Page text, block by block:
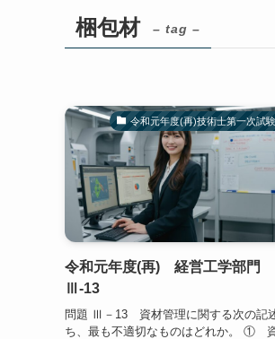
梱包材 – tag –
令和元年度(再)技術士第一次試
令和元年度(再) 経営工学部門
Ⅲ-13
問題 Ⅲ－13 資材管理に関する次の記
ち、最も不適切なものはどれか。 ① 資